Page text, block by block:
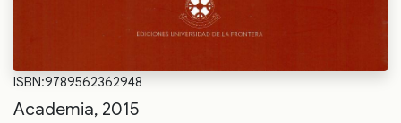
ISBN:9789562362948
Academia, 2015